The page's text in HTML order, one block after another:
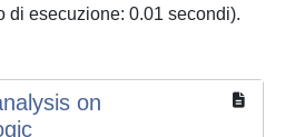
di esecuzione: 0.01 secondi).
on